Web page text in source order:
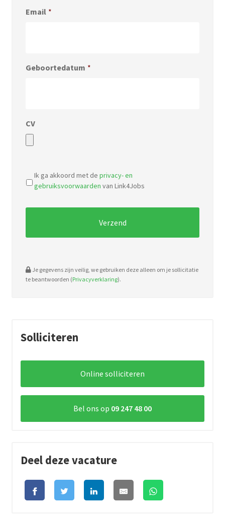
Email *
Geboortedatum *
CV
types:
pdf,
doc.
Ik ga akkoord met de privacy- en
gebruiksvoorwaarden van Link4Jobs
Je gegevens zijn veilig, we gebruiken deze alleen om je sollicitatie
te beantwoorden (Privacyverklaring).
Solliciteren
Online solliciteren
Bel ons op 09 247 48 00
Deel deze vacature